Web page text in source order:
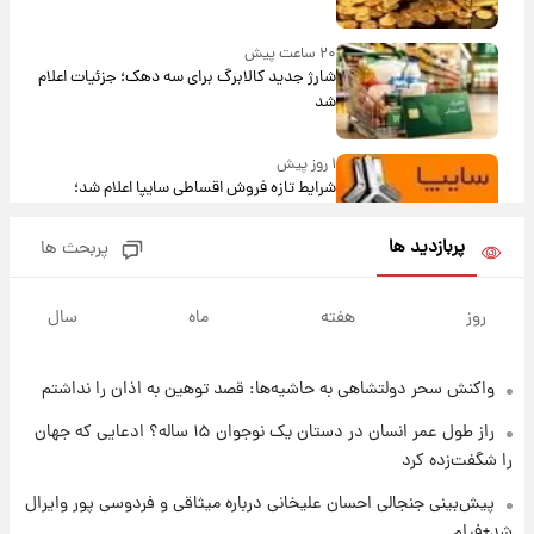
۲۰ ساعت پیش
شارژ جدید کالابرگ برای سه دهک؛ جزئیات اعلام
شد
۱ روز پیش
شرایط تازه فروش اقساطی سایپا اعلام شد؛
قیمت سکه و طلا فردا
۱ روز پیش
۱ روز پیش
پربازدید ها پربحث ها
روز هفته ماه سال
واکنش سحر دولتشاهی به حاشیه‌ها: قصد توهین به اذان را نداشتم
راز طول عمر انسان در دستان یک نوجوان ۱۵ ساله؟ ادعایی که جهان
را شگفت‌زده کرد
پیش‌بینی جنجالی احسان علیخانی درباره میثاقی و فردوسی پور وایرال